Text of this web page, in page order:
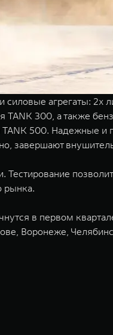
силовые агрегаты: 2х
300, а также
500. Надежные и
завершают
рынка.
в первом
Воронеже,